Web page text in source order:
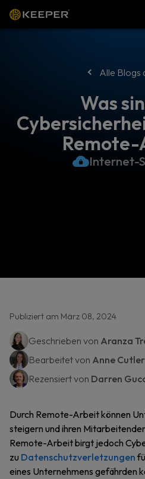
Alle Blogs
Was
Internet-
Publiziert am März 08, 2024
Geschrieben von Aranza
Bearbeitet von Anne Cutler
Rezensiert von Darren
Durch Remote-Arbeit können
steigern und ihren
Remote-Arbeit birgt jedoch
zu Datenschutzverletzungen
eines Unternehmens gefährden